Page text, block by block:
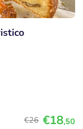
€26 €18,50